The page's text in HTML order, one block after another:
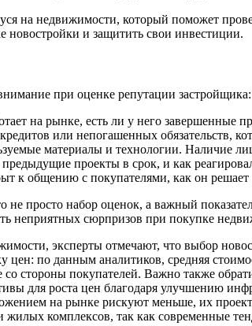
на недвижимости, который поможет
новостройки и защитить свои инвестиции.
при оценке репутации застройщика:
на рынке, есть ли у него завершенные
или непогашенных обязательств,
материалы и технологии. Наличие
проекты в срок, и как
к общению с покупателями, как он
не просто набор оценок, а важный
неприятных сюрпризов при покупке
эксперты отмечают, что выбор
по данным аналитиков, средняя
со стороны покупателей. Важно также
для роста цен благодаря улучшению
на рынке рискуют меньше, их
жилых комплексов, так как современные